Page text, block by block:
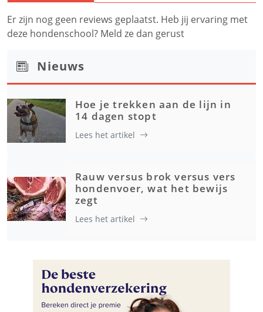
Er zijn nog geen reviews geplaatst. Heb jij ervaring met
deze hondenschool? Meld ze dan gerust
Nieuws
Hoe je trekken aan de lijn in
14 dagen stopt
Lees het artikel
Rauw versus brok versus vers
hondenvoer, wat het bewijs
zegt
Lees het artikel